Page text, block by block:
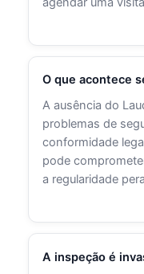
O que acontece
A ausência do
problemas de
conformidade
pode
a regularidade
A inspeção é